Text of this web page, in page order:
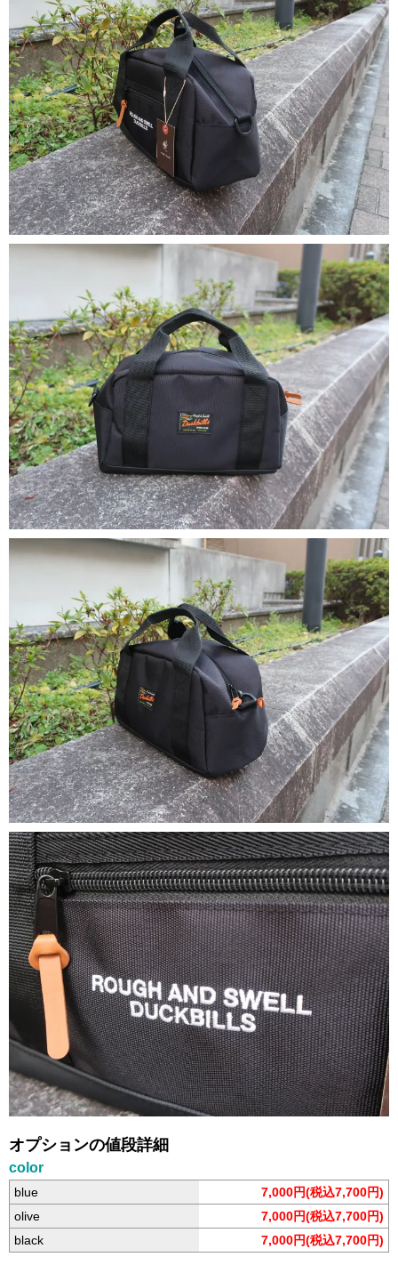
オプションの値段詳細
color
blue
7,000円(税込7,700円)
olive
7,000円(税込7,700円)
black
7,000円(税込7,700円)